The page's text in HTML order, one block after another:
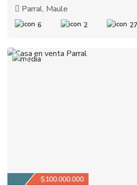
Parral, Maule
6 2
2
$100.000.000